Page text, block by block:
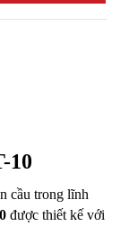
10
cầu trong lĩnh
được thiết kế với